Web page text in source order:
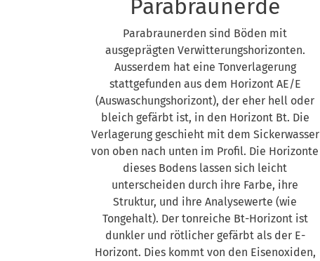
Parabraunerde
Parabraunerden sind Böden mit
ausgeprägten Verwitterungshorizonten.
Ausserdem hat eine Tonverlagerung
stattgefunden aus dem Horizont AE/E
(Auswaschungshorizont), der eher hell oder
bleich gefärbt ist, in den Horizont Bt. Die
Verlagerung geschieht mit dem Sickerwasser
von oben nach unten im Profil. Die Horizonte
dieses Bodens lassen sich leicht
unterscheiden durch ihre Farbe, ihre
Struktur, und ihre Analysewerte (wie
Tongehalt). Der tonreiche Bt-Horizont ist
dunkler und rötlicher gefärbt als der E-
Horizont. Dies kommt von den Eisenoxiden,